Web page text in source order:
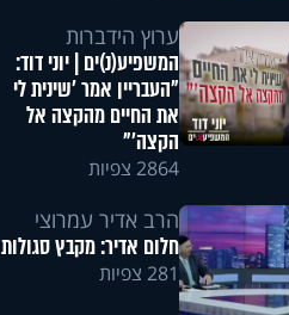
ערוץ הידברות
המשפיע(נ)ים | יוני דוד:
"העבריין אמר 'שינית לי
את החיים מהקצה אל
הקצה'"
2864 צפיות
הרב אדיר עמרוצי
חלום אדיר: מקבץ סגולות
281 צפיות